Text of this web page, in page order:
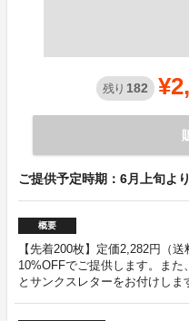
残り 182
ご提供予定時期：6月上旬よ
概要
【先着200枚】定価2,282円（
10%OFFでご提供します。ま
とサンクスレターをお付けしま